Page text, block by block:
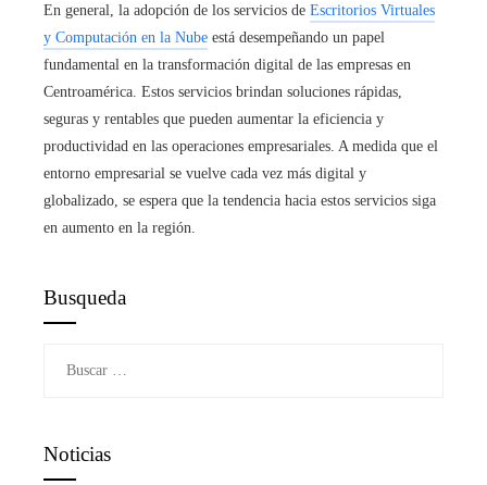
En general, la adopción de los servicios de Escritorios Virtuales
y Computación en la Nube está desempeñando un papel
fundamental en la transformación digital de las empresas en
Centroamérica. Estos servicios brindan soluciones rápidas,
seguras y rentables que pueden aumentar la eficiencia y
productividad en las operaciones empresariales. A medida que el
entorno empresarial se vuelve cada vez más digital y
globalizado, se espera que la tendencia hacia estos servicios siga
en aumento en la región.
Busqueda
Noticias